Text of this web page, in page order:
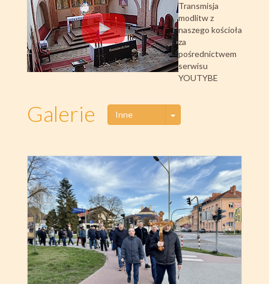
Transmisja
modlitw z
naszego kościoła
za
pośrednictwem
serwisu
YOUTYBE
Galerie Inne Toggle Dropdown